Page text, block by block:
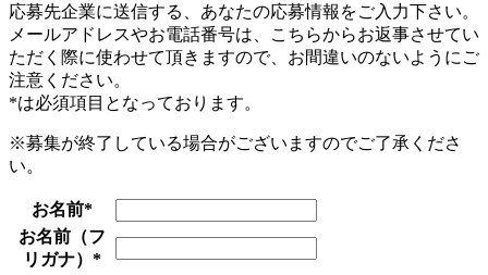
応募先企業に送信する、あなたの応募情報をご入力下さい。
メールアドレスやお電話番号は、こちらからお返事させてい
ただく際に使わせて頂きますので、お間違いのないようにご
注意ください。
*は必須項目となっております。
※募集が終了している場合がございますのでご了承くださ
い。
お名前*
お名前（フ
リガナ） *